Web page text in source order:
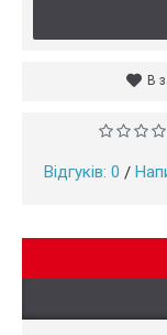
В
Відгуків: 0 /